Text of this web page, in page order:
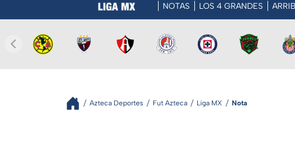
NOTAS LOS 4 GRANDES
Azteca Deportes Fut Azteca Liga MX Nota